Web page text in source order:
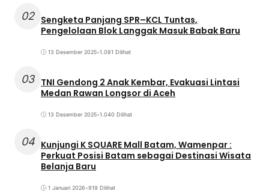
02 Sengketa Panjang SPR–KCL Tuntas,
Pengelolaan Blok Langgak Masuk Babak Baru
13 Desember 2025•1.081 Dilihat
03 TNI Gendong 2 Anak Kembar, Evakuasi Lintasi
Medan Rawan Longsor di Aceh
13 Desember 2025•1.040 Dilihat
04 Kunjungi K SQUARE Mall Batam, Wamenpar :
Perkuat Posisi Batam sebagai Destinasi Wisata
Belanja Baru
1 Januari 2026•919 Dilihat